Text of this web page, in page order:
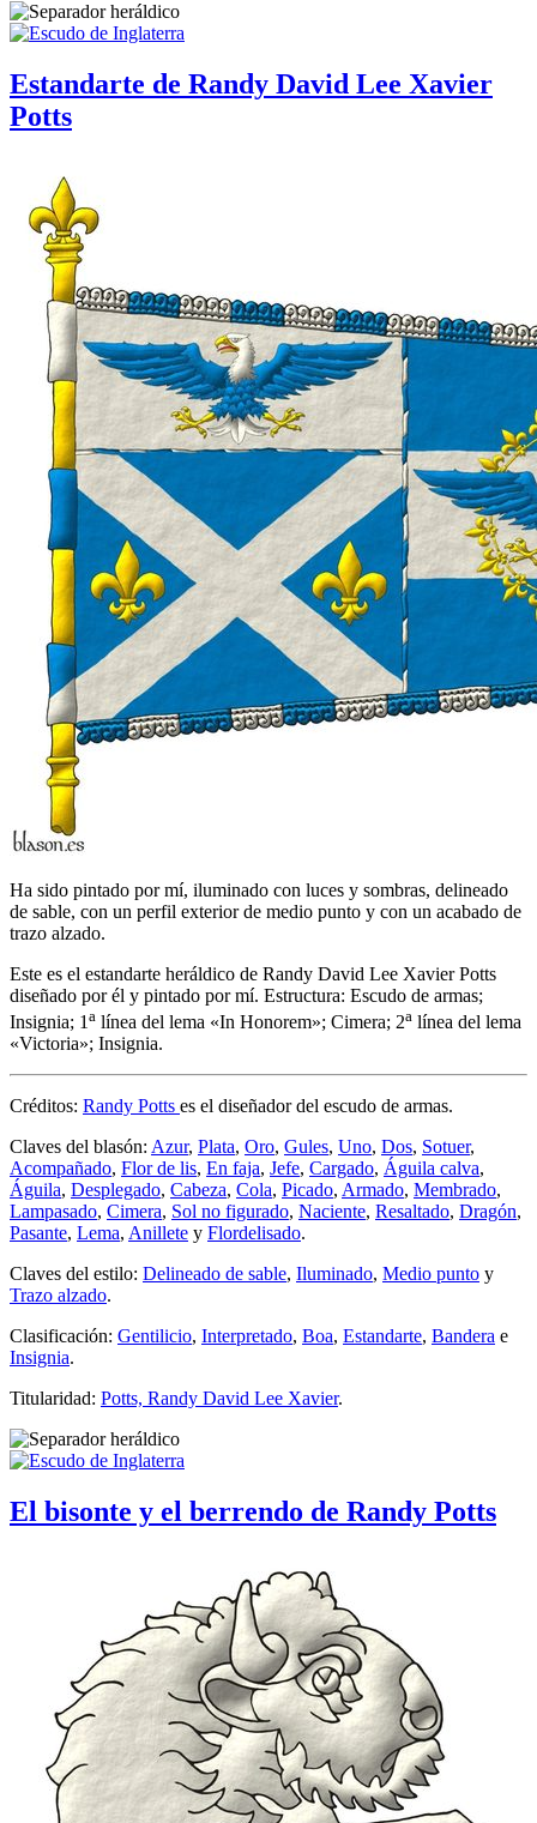
Estandarte de Randy David Lee Xavier
Potts
Ha sido pintado por mí, iluminado con luces y sombras, delineado
de sable, con un perfil exterior de medio punto y con un acabado de
trazo alzado.
Este es el estandarte heráldico de Randy David Lee Xavier Potts
diseñado por él y pintado por mí. Estructura: Escudo de armas;
Insignia; 1 a línea del lema «In Honorem»; Cimera; 2a línea del lema
«Victoria»; Insignia.
Créditos: Randy Potts es el diseñador del escudo de armas.
Claves del blasón: Azur, Plata, Oro, Gules, Uno, Dos, Sotuer,
Acompañado, Flor de lis, En faja, Jefe, Cargado, Águila calva,
Águila, Desplegado, Cabeza, Cola, Picado, Armado, Membrado,
Lampasado, Cimera, Sol no figurado, Naciente, Resaltado, Dragón,
Pasante, Lema, Anillete y Flordelisado.
Claves del estilo: Delineado de sable, Iluminado, Medio punto y
Trazo alzado.
Clasificación: Gentilicio, Interpretado, Boa, Estandarte, Bandera e
Insignia.
Titularidad: Potts, Randy David Lee Xavier.
El bisonte y el berrendo de Randy Potts